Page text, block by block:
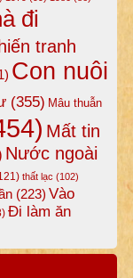
đi
tranh
Con nuôi
(355) Mâu thuẫn
Mất tin
Nước ngoài
thất lạc (102)
(223) Vào
Đi làm ăn